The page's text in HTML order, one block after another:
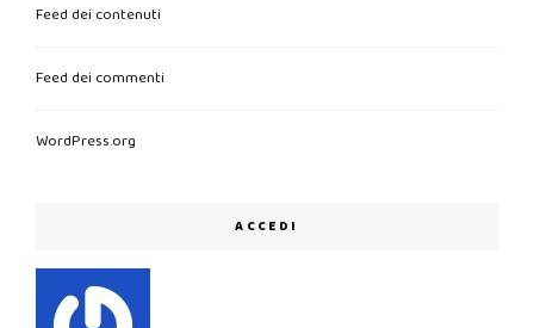
Feed dei contenuti
Feed dei commenti
WordPress.org
ACCEDI